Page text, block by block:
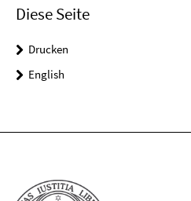
Diese Seite
Drucken
English